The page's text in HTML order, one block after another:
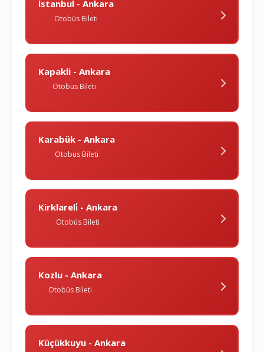
İstanbul - Ankara
Otobüs Bileti
Kapakli - Ankara
Otobüs Bileti
Karabük - Ankara
Otobüs Bileti
Kirklareli̇ - Ankara
Otobüs Bileti
Kozlu - Ankara
Otobüs Bileti
Küçükkuyu - Ankara